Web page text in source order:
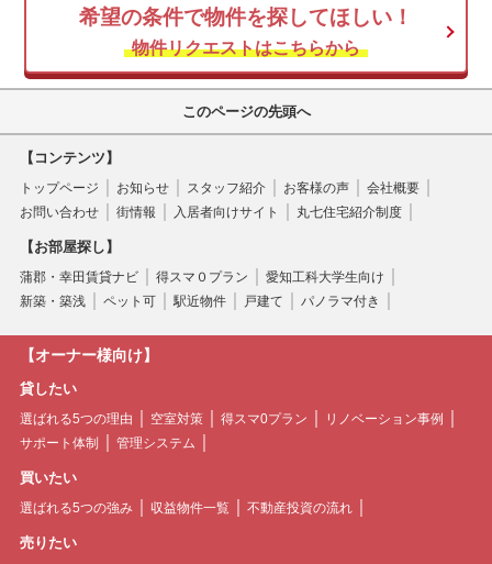
希望の条件で物件を探してほしい！
物件リクエストはこちらから
このページの先頭へ
【コンテンツ】
トップページ お知らせ スタッフ紹介 お客様の声
会社概要
お問い合わせ
街情報 入居者向けサイト 丸七住宅紹介制度
【お部屋探し】
蒲郡・幸田賃貸ナビ 得スマ０プラン
愛知工科大学生向け
新築・築浅
ペット可 駅近物件 戸建て パノラマ付き
【オーナー様向け】
貸したい
選ばれる5つの理由 空室対策 得スマ0プラン
リノベーション事例
サポート体制
管理システム
買いたい
選ばれる5つの強み 収益物件一覧 不動産投資の流れ
売りたい